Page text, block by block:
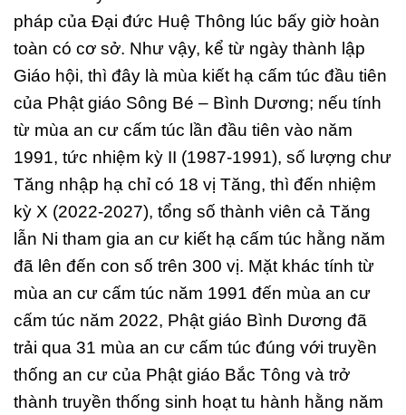
pháp của Đại đức Huệ Thông lúc bấy giờ hoàn
toàn có cơ sở. Như vậy, kể từ ngày thành lập
Giáo hội, thì đây là mùa kiết hạ cấm túc đầu tiên
của Phật giáo Sông Bé – Bình Dương; nếu tính
từ mùa an cư cấm túc lần đầu tiên vào năm
1991, tức nhiệm kỳ II (1987-1991), số lượng chư
Tăng nhập hạ chỉ có 18 vị Tăng, thì đến nhiệm
kỳ X (2022-2027), tổng số thành viên cả Tăng
lẫn Ni tham gia an cư kiết hạ cấm túc hằng năm
đã lên đến con số trên 300 vị. Mặt khác tính từ
mùa an cư cấm túc năm 1991 đến mùa an cư
cấm túc năm 2022, Phật giáo Bình Dương đã
trải qua 31 mùa an cư cấm túc đúng với truyền
thống an cư của Phật giáo Bắc Tông và trở
thành truyền thống sinh hoạt tu hành hằng năm